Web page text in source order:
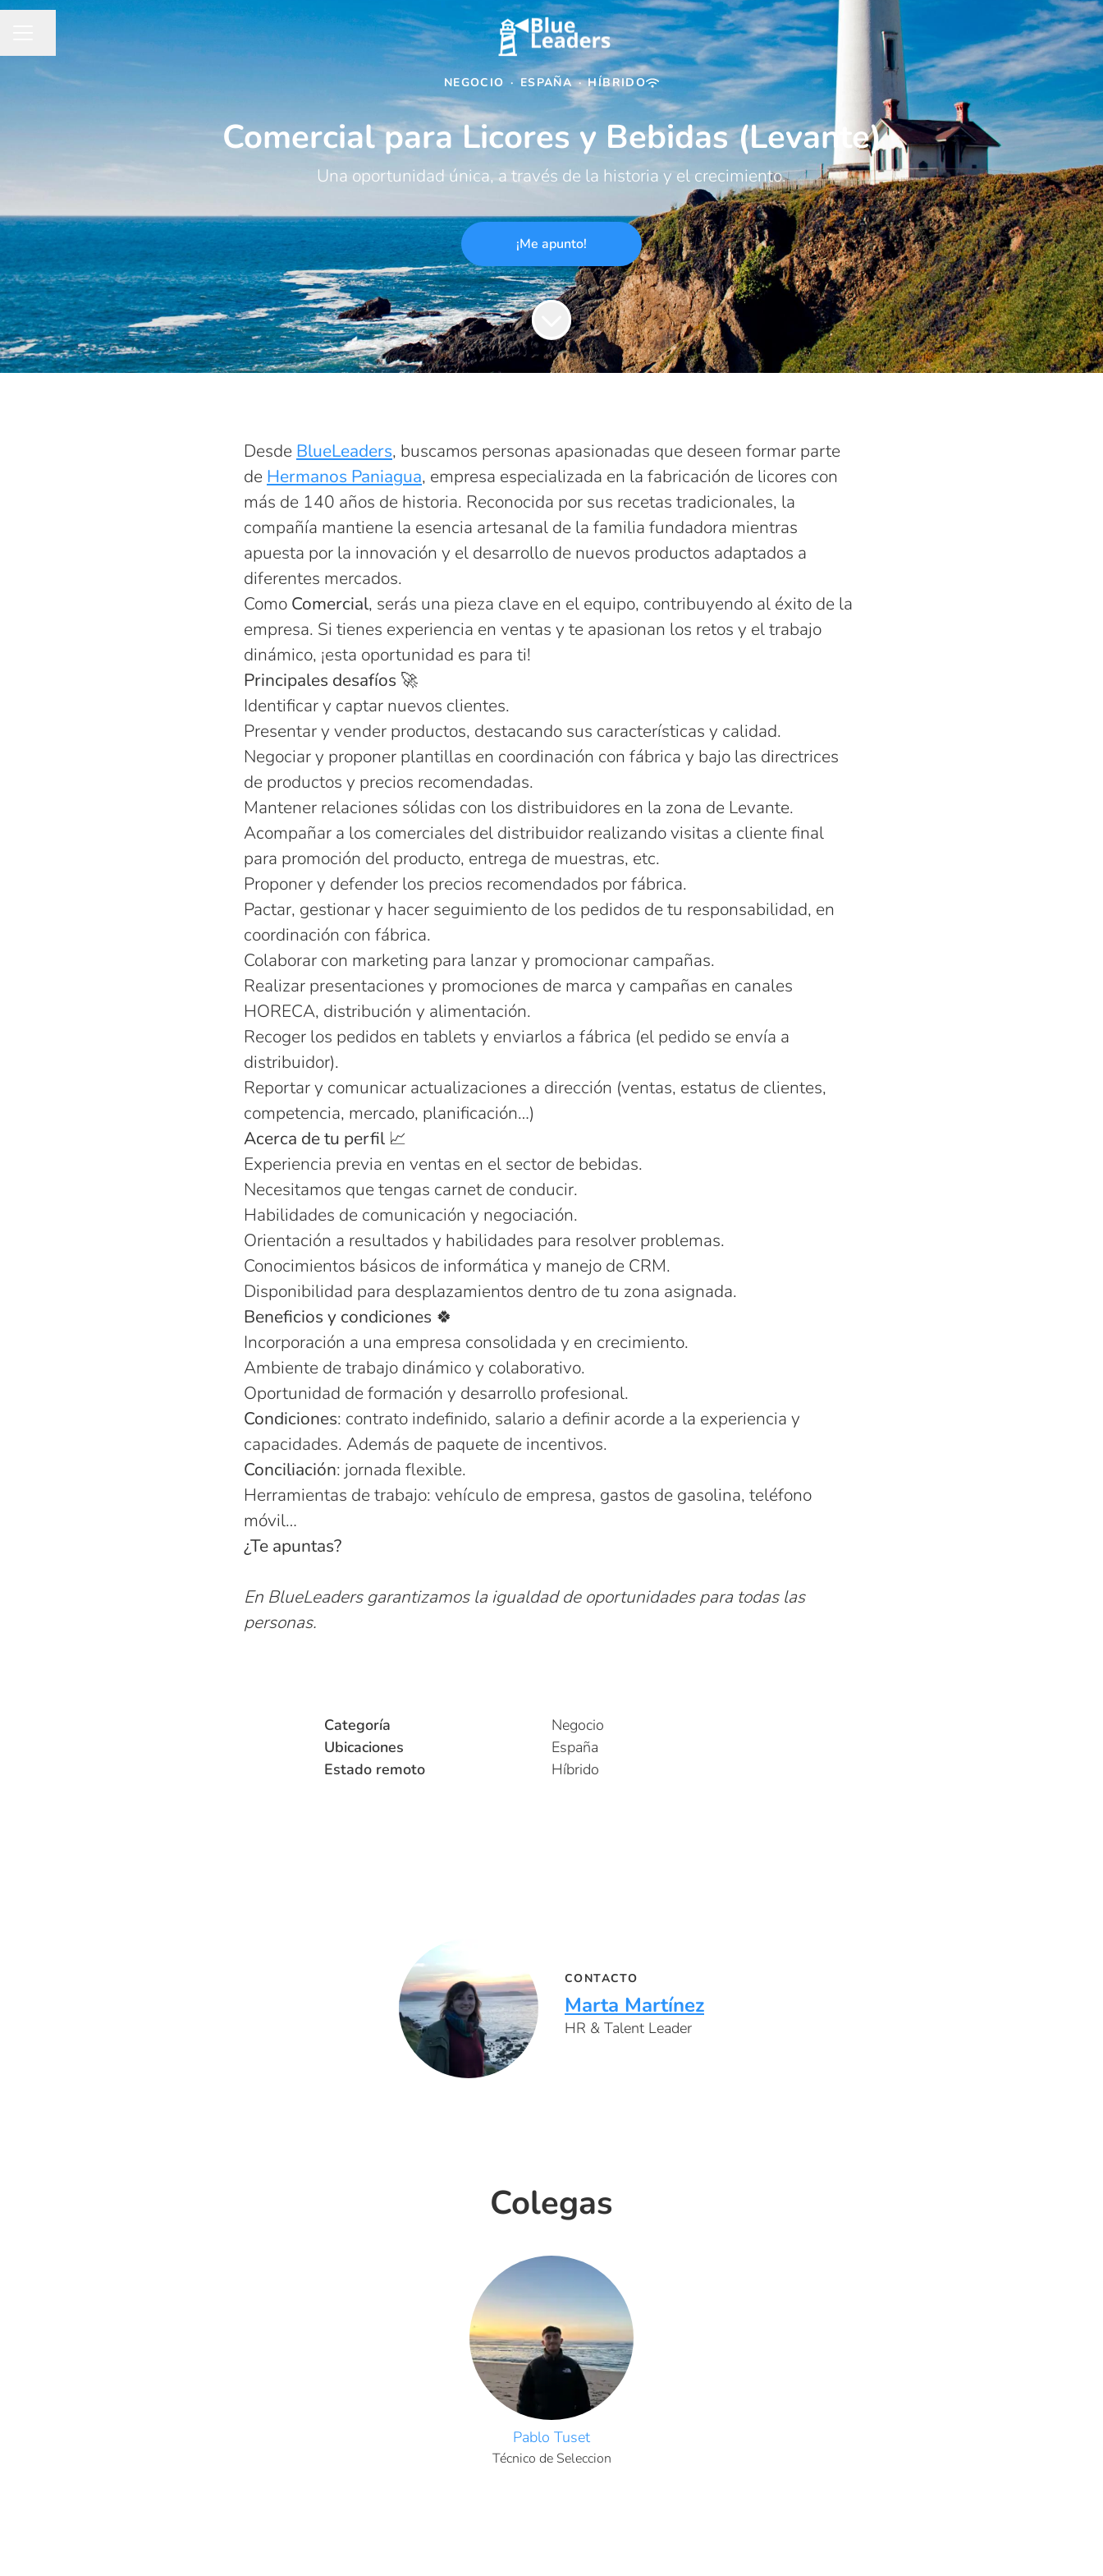
MENÚ DE EMPLEO
Compartir página
NEGOCIO · ESPAÑA · HÍBRIDO
Comercial para Licores y Bebidas (Levante)
Una oportunidad única, a través de la historia y el crecimiento.
¡Me apunto!
Desde BlueLeaders, buscamos personas apasionadas que deseen formar parte
de Hermanos Paniagua, empresa especializada en la fabricación de licores con
más de 140 años de historia. Reconocida por sus recetas tradicionales, la
compañía mantiene la esencia artesanal de la familia fundadora mientras
apuesta por la innovación y el desarrollo de nuevos productos adaptados a
diferentes mercados.
Como Comercial, serás una pieza clave en el equipo, contribuyendo al éxito de la
empresa. Si tienes experiencia en ventas y te apasionan los retos y el trabajo
dinámico, ¡esta oportunidad es para ti!
Principales desafíos 🚀
Identificar y captar nuevos clientes.
Presentar y vender productos, destacando sus características y calidad.
Negociar y proponer plantillas en coordinación con fábrica y bajo las directrices
de productos y precios recomendadas.
Mantener relaciones sólidas con los distribuidores en la zona de Levante.
Acompañar a los comerciales del distribuidor realizando visitas a cliente final
para promoción del producto, entrega de muestras, etc.
Proponer y defender los precios recomendados por fábrica.
Pactar, gestionar y hacer seguimiento de los pedidos de tu responsabilidad, en
coordinación con fábrica.
Colaborar con marketing para lanzar y promocionar campañas.
Realizar presentaciones y promociones de marca y campañas en canales
HORECA, distribución y alimentación.
Recoger los pedidos en tablets y enviarlos a fábrica (el pedido se envía a
distribuidor).
Reportar y comunicar actualizaciones a dirección (ventas, estatus de clientes,
competencia, mercado, planificación…)
Acerca de tu perfil 📈
Experiencia previa en ventas en el sector de bebidas.
Necesitamos que tengas carnet de conducir.
Habilidades de comunicación y negociación.
Orientación a resultados y habilidades para resolver problemas.
Conocimientos básicos de informática y manejo de CRM.
Disponibilidad para desplazamientos dentro de tu zona asignada.
Beneficios y condiciones 🍀
Incorporación a una empresa consolidada y en crecimiento.
Ambiente de trabajo dinámico y colaborativo.
Oportunidad de formación y desarrollo profesional.
Condiciones: contrato indefinido, salario a definir acorde a la experiencia y
capacidades. Además de paquete de incentivos.
Conciliación: jornada flexible.
Herramientas de trabajo: vehículo de empresa, gastos de gasolina, teléfono
móvil…
¿Te apuntas?
En BlueLeaders garantizamos la igualdad de oportunidades para todas las
personas.
Categoría
Negocio
Ubicaciones
España
Estado remoto
Híbrido
CONTACTO
Marta Martínez
HR & Talent Leader
Colegas
Pablo Tuset
Técnico de Seleccion